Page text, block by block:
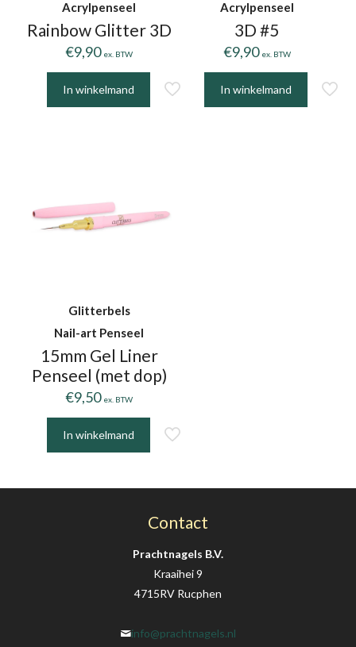
Acrylpenseel
Rainbow Glitter 3D
€9,90 ex. BTW
In winkelmand
Acrylpenseel
3D #5
€9,90 ex. BTW
In winkelmand
Glitterbels
Nail-art Penseel
15mm Gel Liner
Penseel (met dop)
€9,50 ex. BTW
In winkelmand
Contact
Prachtnagels B.V.
Kraaihei 9
4715RV Rucphen
info@prachtnagels.nl